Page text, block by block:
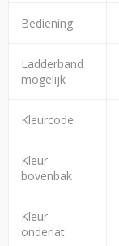
Bediening
Ladderband
mogelijk
Kleurcode
Kleur
bovenbak
Kleur
onderlat